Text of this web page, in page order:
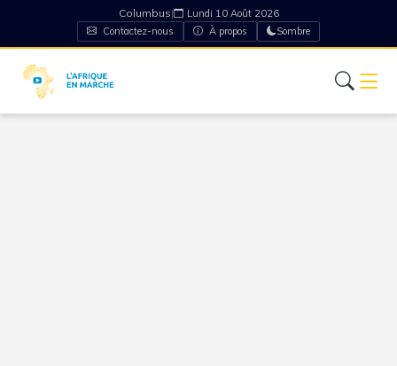
Columbus|
Lundi 10 Août 2026
Contactez-nous
À propos Sombre